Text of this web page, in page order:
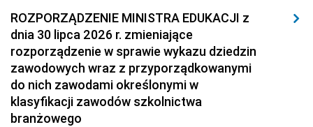
ROZPORZĄDZENIE MINISTRA EDUKACJI z
dnia 30 lipca 2026 r. zmieniające
rozporządzenie w sprawie wykazu dziedzin
zawodowych wraz z przyporządkowanymi
do nich zawodami określonymi w
klasyfikacji zawodów szkolnictwa
branżowego